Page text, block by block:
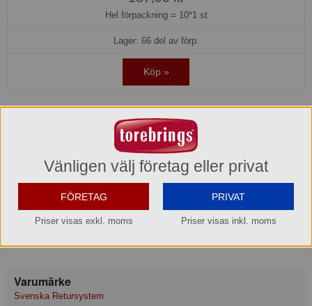
Hel förpackning = 10*1 st
Lager: 66 del av förp.
Köp »
Beskrivning
Passar till plastkärl 240- och 660-liter. Rymmer 370 liter.
Produktinformation
Relaterade sökord
Varumärke
Svenska Retursystem
Vänligen välj företag eller privat
FÖRETAG
Priser visas exkl. moms
PRIVAT
Priser visas inkl. moms